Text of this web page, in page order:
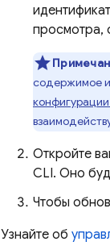
просмотра,
содержимое
Откройте
CLI. Оно
Чтобы
Узнайте об